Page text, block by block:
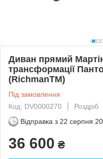
Диван прямий
трансформації
(RichmanTM)
Під замовлення
Код: DV0000270
Роздріб
Відправка з 22 серпня
36 600 ₴